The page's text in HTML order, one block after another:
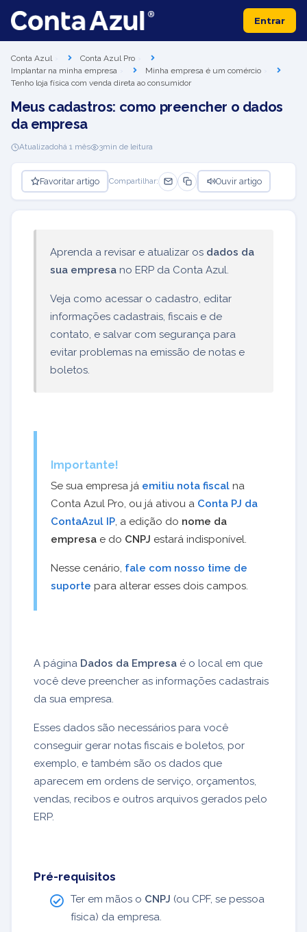
Entrar
Conta Azul
Conta Azul Pro
Implantar na minha empresa
Minha empresa é um comércio
Tenho loja física com venda direta ao consumidor
Meus cadastros: como preencher o dados
da empresa
Atualizadohá 1 mês 3min de leitura
Favoritar artigo Compartilhar: Ouvir artigo
Aprenda a revisar e atualizar os dados da
sua empresa no ERP da Conta Azul.
Veja como acessar o cadastro, editar
informações cadastrais, fiscais e de
contato, e salvar com segurança para
evitar problemas na emissão de notas e
boletos.
Importante!
Se sua empresa já emitiu nota fiscal na
Conta Azul Pro, ou já ativou a Conta PJ da
ContaAzul IP, a edição do nome da
empresa e do CNPJ estará indisponível.
Nesse cenário, fale com nosso time de
suporte para alterar esses dois campos.
A página Dados da Empresa é o local em que
você deve preencher as informações cadastrais
da sua empresa.
Esses dados são necessários para você
conseguir gerar notas fiscais e boletos, por
exemplo, e também são os dados que
aparecem em ordens de serviço, orçamentos,
vendas, recibos e outros arquivos gerados pelo
ERP.
Pré-requisitos
Ter em mãos o CNPJ (ou CPF, se pessoa
física) da empresa.